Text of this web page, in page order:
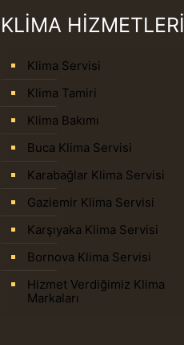
KLİMA HİZMETLERİ
Klima Servisi
Klima Tamiri
Klima Bakımı
Buca Klima Servisi
Karabağlar Klima Servisi
Gaziemir Klima Servisi
Karşıyaka Klima Servisi
Bornova Klima Servisi
Hizmet Verdiğimiz Klima
Markaları